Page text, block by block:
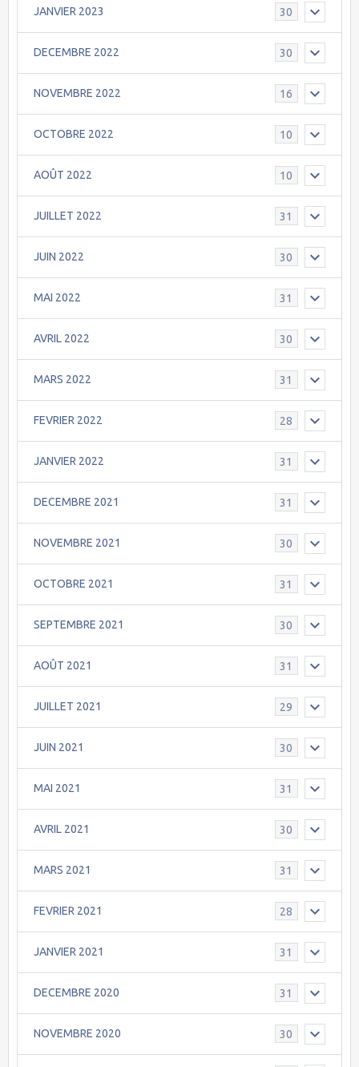
JANVIER 2023 30
DECEMBRE 2022 30
NOVEMBRE 2022 16
OCTOBRE 2022 10
AOÛT 2022 10
JUILLET 2022 31
JUIN 2022 30
MAI 2022 31
AVRIL 2022 30
MARS 2022 31
FEVRIER 2022 28
JANVIER 2022 31
DECEMBRE 2021 31
NOVEMBRE 2021 30
OCTOBRE 2021 31
SEPTEMBRE 2021 30
AOÛT 2021 31
JUILLET 2021 29
JUIN 2021 30
MAI 2021 31
AVRIL 2021 30
MARS 2021 31
FEVRIER 2021 28
JANVIER 2021 31
DECEMBRE 2020 31
NOVEMBRE 2020 30